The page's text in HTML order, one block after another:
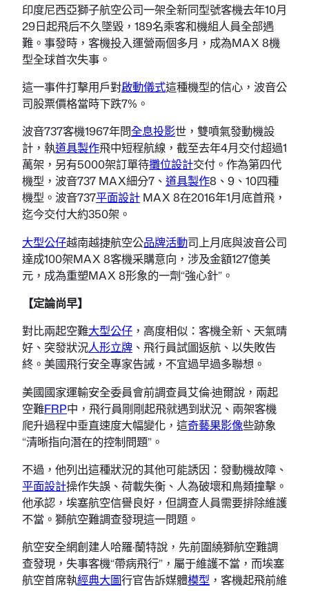
印度尼西亞獅子航空公司一架全新同型號客機去年10月
29日起飛后不久墜毀，189名乘客和機組人員全部遇
難。事發時，客機投入運營兩個多月，成為MAX 8機
型全球首次失事。
這一事件打擊用戶對啟動儀式這種機型的信心，波音公
司股票價格當時下跌7%。
波音737客機1967年問全息投影世，雙噴氣發動機設
計，執道具製作飛中短程航線，截至去年4月交付超過1
萬架，另有5000架訂單待攤位設計交付。作為第四代
機型，波音737 MAX細分7、 道具製作8、9、10四種
機型。波音737平面設計 MAX 8在2016年1月底首飛，
迄今交付大約350架。
大型公仔越南越捷航空公品牌活動司上月底與波音公司
達成100架MAX 8客機采購意向，涉及金額127億美
元，成為重塑MAX 8形象的一劑“強心針”。
【定論尚早】
對比兩起空難大型公仔 ，高度相似：客機全新、天氣晴
好、突發狀況人形立牌 、飛行員試圖返航、以失敗告
終。美國飛行安全專家告誡，不宜過早過多聯想。
美國國家運輸安全委員會前調查員艾倫·迪爾說，兩起
空難FRP中，飛行員剛剛起飛就遇到狀況、兩架客機
爬升過程中垂直速度大幅變化，這奇藝果影像些跡象
“清晰指向潛在的控制問題”。
不過，他列出這種狀況的其他可能誘因：發動機故障、
平面設計操作失誤、荷載失衡、人為破壞和鳥類撞擊。
他承認，埃塞航空信譽良好，但調查人員需要排除維護
不當。獅航空難調查發現這一問題。
航空安全網創建人哈羅·蘭特說，先前圍繞獅航空難調
查發現，失事客機“帶病飛行”，屬于維護不當，而埃塞
航空首席執經典大圖行官告訴媒體模型 ，客機起飛前維